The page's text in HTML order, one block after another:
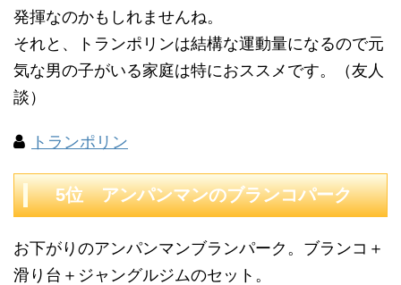
発揮なのかもしれませんね。
それと、トランポリンは結構な運動量になるので元
気な男の子がいる家庭は特におススメです。（友人
談）
トランポリン
5位 アンパンマンのブランコパーク
お下がりのアンパンマンブランパーク。ブランコ＋
滑り台＋ジャングルジムのセット。